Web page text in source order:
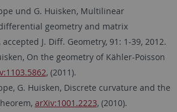
und G. Huisken, Multilinear
geometry and matrix
J. Diff. Geometry, 91: 1-39, 2012.
On the geometry of Kähler-Poisson
, (2011).
G. Huisken, Discrete curvature and the
arXiv:1001.2223, (2010).